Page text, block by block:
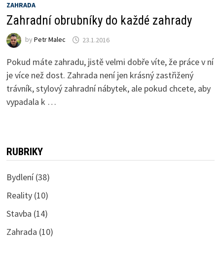
ZAHRADA
Zahradní obrubníky do každé zahrady
by Petr Malec 23.1.2016
Pokud máte zahradu, jistě velmi dobře víte, že práce v ní
je více než dost. Zahrada není jen krásný zastřižený
trávník, stylový zahradní nábytek, ale pokud chcete, aby
vypadala k …
RUBRIKY
Bydlení(38)
Reality(10)
Stavba (14)
Zahrada (10)